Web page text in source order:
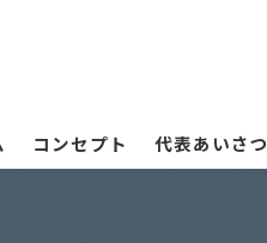
コンセプト 代表あいさつ